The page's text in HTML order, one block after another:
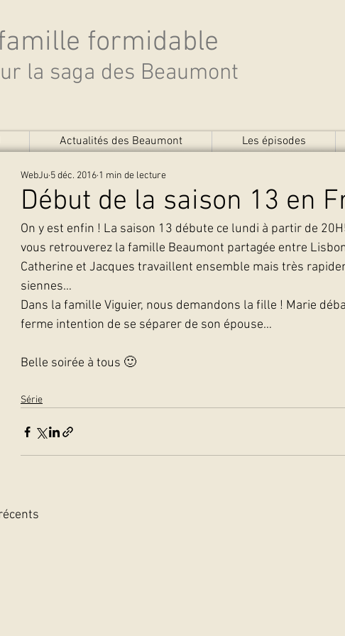
formidable
la saga des Beaumont
Actualités des Beaumont Les épisodes
Début de la saison 13 en
WebJu 5 déc. 2016 1 min de lecture
On y est enfin ! La saison 13 débute ce lundi à partir de
vous retrouverez la famille Beaumont partagée entre
Catherine et Jacques travaillent ensemble mais très
siennes…
Dans la famille Viguier, nous demandons la fille ! Marie
ferme intention de se séparer de son épouse…
Belle soirée à tous 🙂
Série